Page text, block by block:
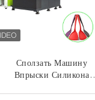
Сползать Машину
Впрыски Силикона